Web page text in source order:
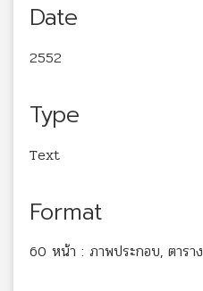
Date
2552
Type
Text
Format
60 หน้า : ภาพประกอบ, ตาราง